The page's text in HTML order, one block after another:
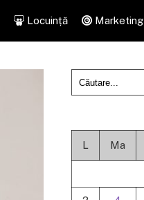
Locuință Marketing
L Ma